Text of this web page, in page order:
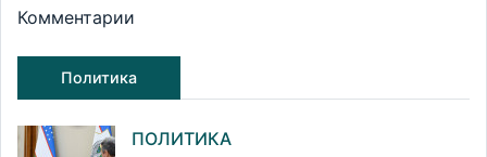
Комментарии
Политика
ПОЛИТИКА